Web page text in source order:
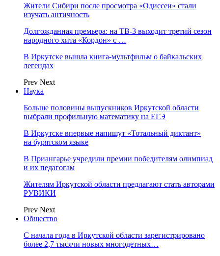
Жители Сибири после просмотра «Одиссеи» стали
изучать античность
Долгожданная премьера: на ТВ-3 выходит третий сезон
народного хита «Кордон» с …
В Иркутске вышла книга-мультфильм о байкальских
легендах
Prev Next
Наука
Больше половины выпускников Иркутской области
выбрали профильную математику на ЕГЭ
В Иркутске впервые напишут «Тотальный диктант»
на бурятском языке
В Приангарье учредили премии победителям олимпиад
и их педагогам
Жителям Иркутской области предлагают стать авторами
РУВИКИ
Prev Next
Общество
С начала года в Иркутской области зарегистрировано
более 2,7 тысячи новых многодетных…